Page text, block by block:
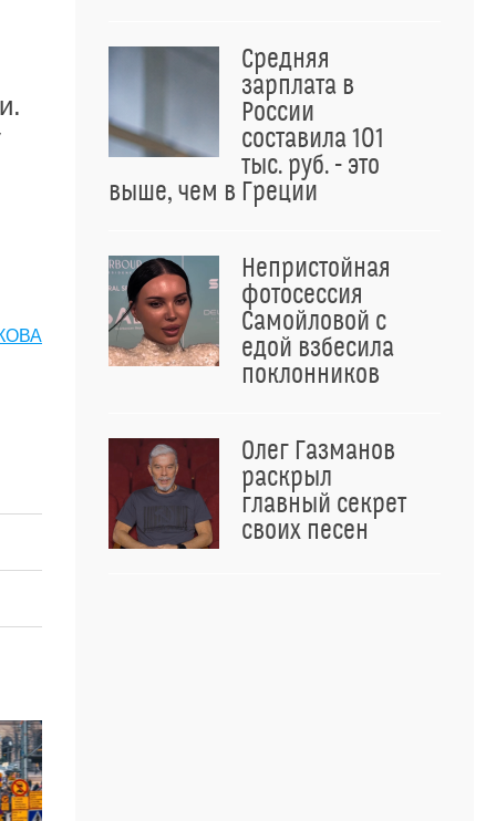
Средняя
зарплата в
России
составила 101
тыс. руб. - это
выше, чем в Греции
Непристойная
фотосессия
Самойловой с
едой взбесила
поклонников
Олег Газманов
раскрыл
главный секрет
своих песен